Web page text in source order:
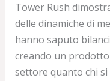
Tower Rush
delle dinamiche di
hanno saputo
creando un
settore quanto chi